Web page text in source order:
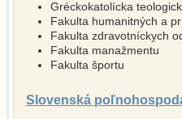
Gréckokatolícka
Fakulta humanitných a
Fakulta zdravotníckych
Fakulta manažmentu
Fakulta športu
Slovenská